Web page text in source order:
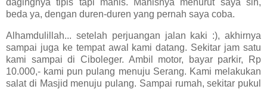
beda ya, dengan duren-duren yang pernah saya coba.
Alhamdulillah... setelah perjuangan jalan kaki :), akhirnya
sampai juga ke tempat awal kami datang. Sekitar jam satu
kami sampai di Ciboleger. Ambil motor, bayar parkir, Rp
10.000,- kami pun pulang menuju Serang. Kami melakukan
salat di Masjid menuju pulang. Sampai rumah, sekitar pukul